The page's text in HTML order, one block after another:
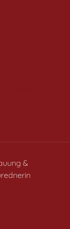
&